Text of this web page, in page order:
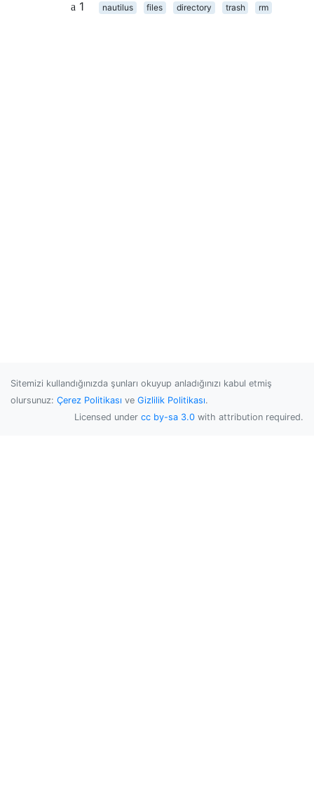
1
nautilus files directory trash rm
Sitemizi kullandığınızda şunları okuyup anladığınızı kabul etmiş
olursunuz: Çerez Politikası ve Gizlilik Politikası.
Licensed under cc by-sa 3.0 with attribution required.